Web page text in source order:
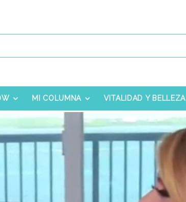
MI COLUMNA VITALIDAD Y BELLEZA